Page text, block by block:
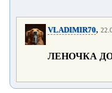
VLADIMIR70,
ЛЕНОЧКА